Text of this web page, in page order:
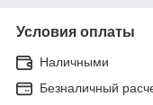
Условия оплаты
Наличными
Безналичный